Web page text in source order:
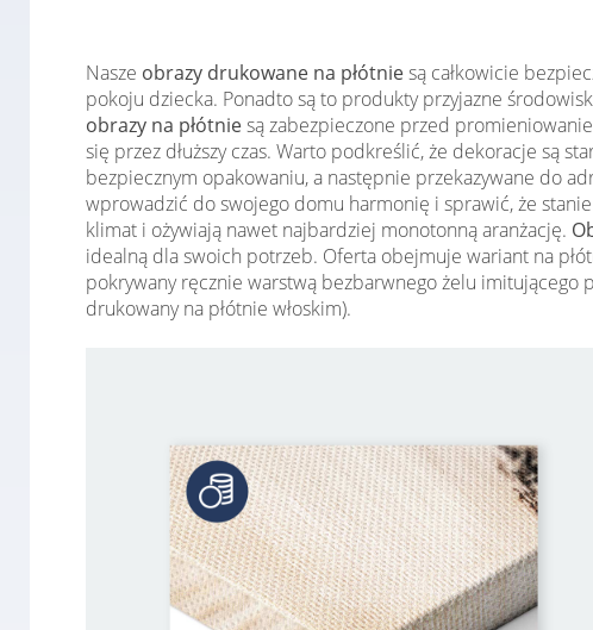
Nasze obrazy drukowane na płótniesą całkowicie
pokoju dziecka. Ponadto są to produkty przyjazne
obrazy na płótniesą zabezpieczone przed
się przez dłuższy czas. Warto podkreślić, że dekoracje są
bezpiecznym opakowaniu, a następnie przekazywane do
wprowadzić do swojego domu harmonię i sprawić, że
klimat i ożywiają nawet najbardziej monotonną aranżację.
idealną dla swoich potrzeb. Oferta obejmuje wariant na
pokrywany ręcznie warstwą bezbarwnego żelu imitującego
drukowany na płótnie włoskim).